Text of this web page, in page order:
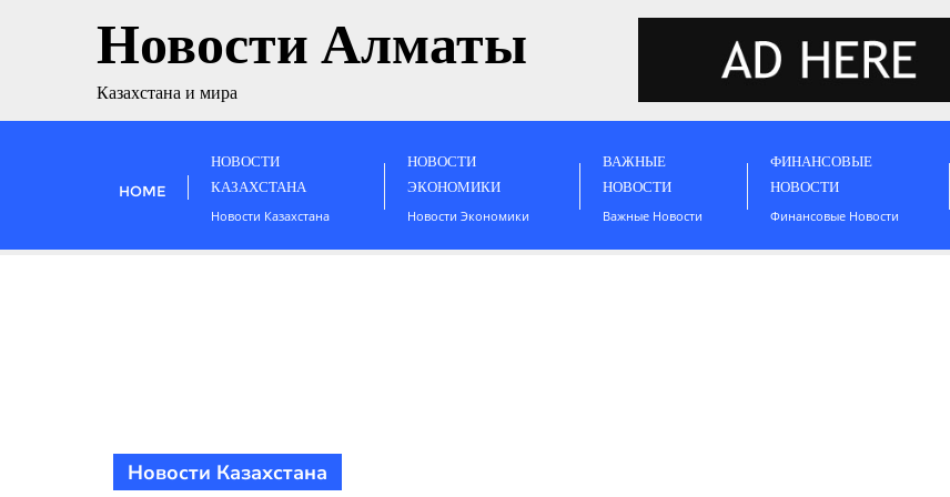
Новости Алматы
Казахстана и мира
HOME
НОВОСТИ
КАЗАХСТАНА
Новости Казахстана
НОВОСТИ
ЭКОНОМИКИ
Новости Экономики
ВАЖНЫЕ
НОВОСТИ
Важные Новости
ФИНАНСОВЫЕ
НОВОСТИ
Финансовые Новости
Новости Казахстана